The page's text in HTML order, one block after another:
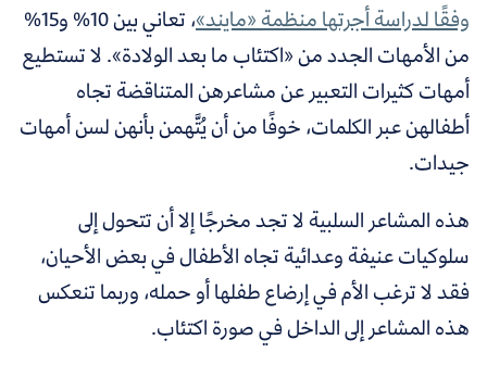
وفقًا لدراسة أجرتها منظمة «مايند»
، تعاني بين 10% و15%
من الأمهات الجدد من «اكتئاب ما بعد الولادة». لا تستطيع
أمهات كثيرات التعبير عن مشاعرهن المتناقضة تجاه
أطفالهن عبر الكلمات، خوفًا من أن يُتَّهمن بأنهن لسن أمهات
جيدات.
هذه المشاعر السلبية لا تجد مخرجًا إلا أن تتحول إلى
سلوكيات عنيفة وعدائية تجاه الأطفال في بعض الأحيان،
فقد لا ترغب الأم في إرضاع طفلها أو حمله، وربما تنعكس
هذه المشاعر إلى الداخل في صورة اكتئاب.